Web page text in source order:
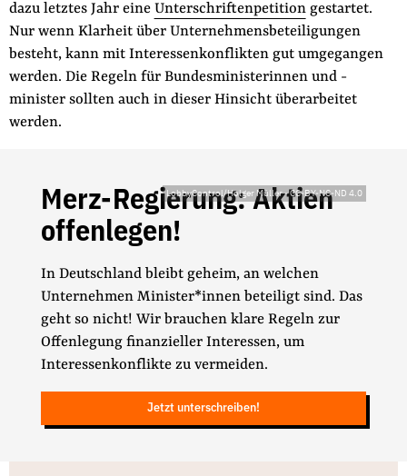
dazu letztes Jahr eine Unterschriftenpetitiongestartet.
Nur wenn Klarheit über Unternehmensbeteiligungen
besteht, kann mit Interessenkonflikten gut umgegangen
werden. Die Regeln für Bundesministerinnen und -
minister sollten auch in dieser Hinsicht überarbeitet
werden.
LobbyControl/Holger Müller-CC-BY-NC-ND 4.0
Merz-Regierung: Aktien
offenlegen!
In Deutschland bleibt geheim, an welchen
Unternehmen Minister*innen beteiligt sind. Das
geht so nicht! Wir brauchen klare Regeln zur
Offenlegung finanzieller Interessen, um
Interessenkonflikte zu vermeiden.
Jetzt unterschreiben!